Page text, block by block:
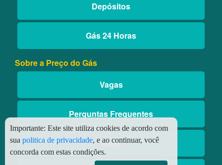
Depósitos
Gás 24 Horas
Sobre a Preço do Gás
Vagas
Perguntas Frequentes
Blog
Importante: Este site utiliza cookies de acordo com
sua politica de privacidade, e ao continuar, você
concorda com estas condições.